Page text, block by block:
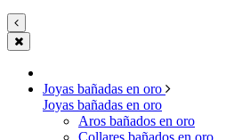
Joyas bañadas en oro
Joyas bañadas en oro
Aros bañados en oro
Collares bañados en oro